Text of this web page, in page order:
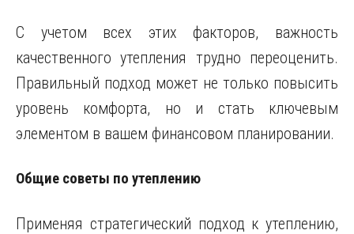
С учетом всех этих факторов, важность
качественного утепления трудно переоценить.
Правильный подход может не только повысить
уровень комфорта, но и стать ключевым
элементом в вашем финансовом планировании.
Общие советы по утеплению
Применяя стратегический подход к утеплению,